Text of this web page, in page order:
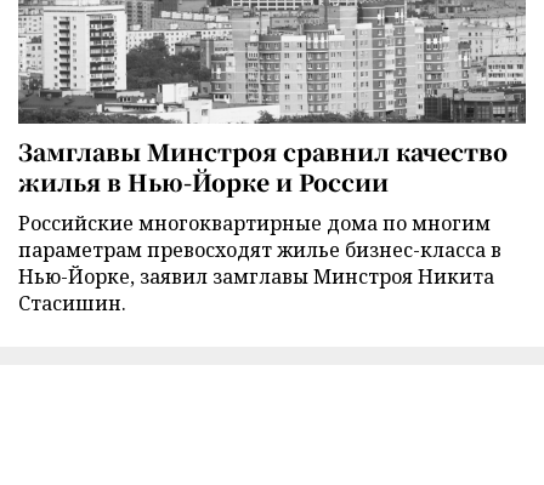
Замглавы Минстроя сравнил качество
жилья в Нью-Йорке и России
Российские многоквартирные дома по многим
параметрам превосходят жилье бизнес-класса в
Нью-Йорке, заявил замглавы Минстроя Никита
Стасишин.